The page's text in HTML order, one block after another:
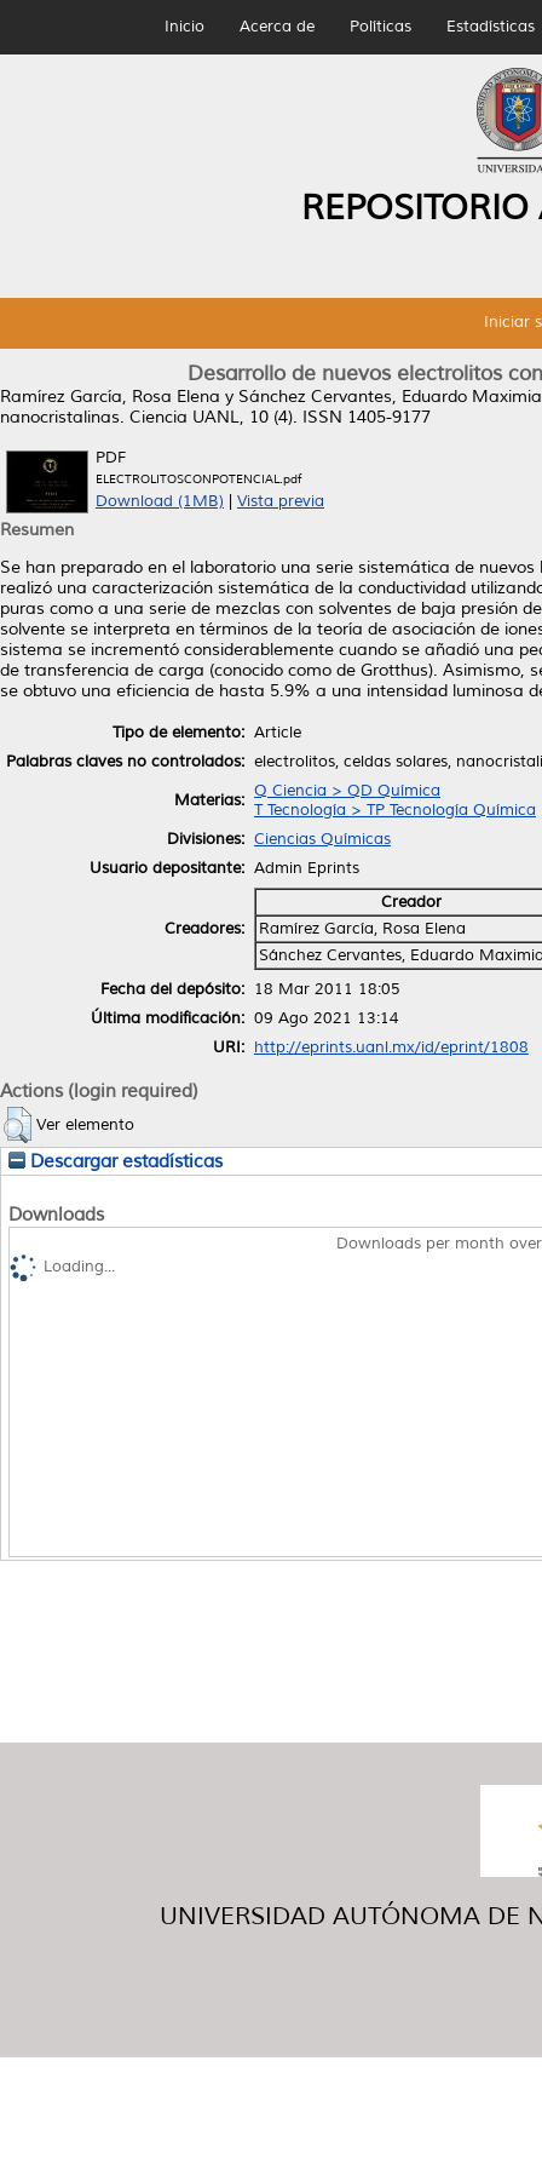
Inicio Acerca de Políticas Estadísticas
Iniciar
Desarrollo de nuevos electrolitos
Ramírez García, Rosa Elena y Sánchez Cervantes, Eduardo
nanocristalinas. Ciencia UANL, 10 (4). ISSN 1405-9177
PDF
ELECTROLITOSCONPOTENCIAL.pdf
Download (1MB) Vista previa
Resumen
Se han preparado en el laboratorio una serie sistemática de
realizó una caracterización sistemática de la conductividad
puras como a una serie de mezclas con solventes de baja presión
solvente se interpreta en términos de la teoría de asociación de
sistema se incrementó considerablemente cuando se añadió una
de transferencia de carga (conocido como de Grotthus). Asimismo,
se obtuvo una eficiencia de hasta 5.9% a una intensidad luminosa
Tipo de elemento: Article
Palabras claves no controlados: electrolitos, celdas solares,
Materias: Q Ciencia > QD Química
T Tecnología > TP Tecnología Química
Divisiones: Ciencias Químicas
Usuario depositante: Admin Eprints
Creadores:
Creador
Ramírez García, Rosa Elena
Sánchez Cervantes, Eduardo
Fecha del depósito: 18 Mar 2011 18:05
Última modificación: 09 Ago 2021 13:14
URI: http://eprints.uanl.mx/id/eprint/1808
Actions (login required)
Ver elemento
Descargar estadísticas
Downloads
Downloads per month
Loading...
UNIVERSIDAD AUTÓNOMA DE